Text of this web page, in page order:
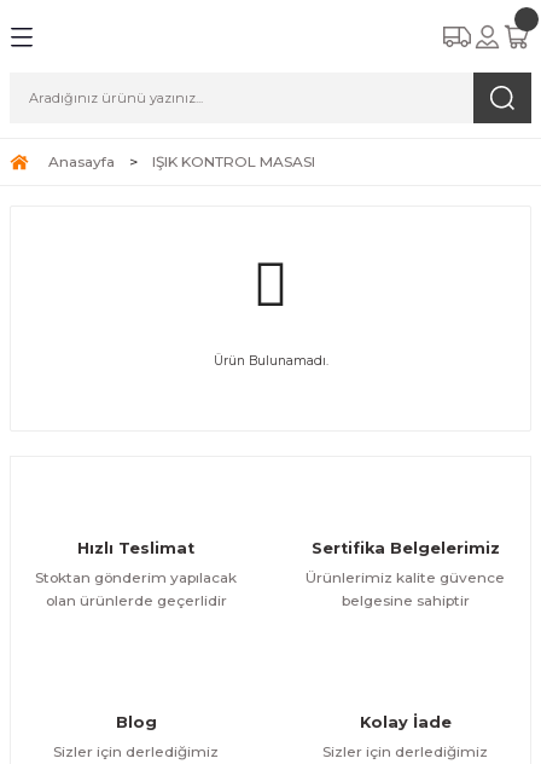
Anasayfa IŞIK KONTROL MASASI
Ürün Bulunamadı.
Hızlı Teslimat
Stoktan gönderim yapılacak
olan ürünlerde geçerlidir
Sertifika Belgelerimiz
Ürünlerimiz kalite güvence
belgesine sahiptir
Blog
Sizler için derlediğimiz
Kolay İade
Sizler için derlediğimiz